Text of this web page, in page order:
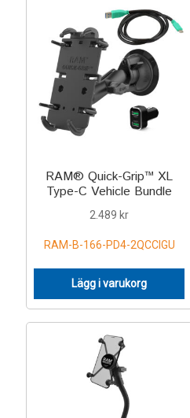
RAM® Quick-Grip™ XL
Type-C Vehicle Bundle
2.489kr
RAM-B-166-PD4-2QCCIGU
Lägg i varukorg